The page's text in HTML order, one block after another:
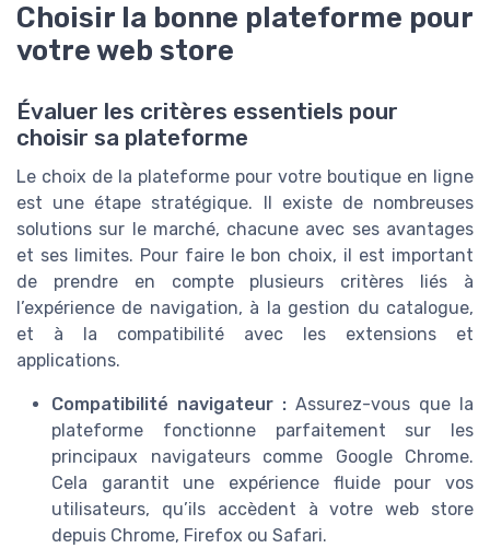
Choisir la bonne plateforme pour
votre web store
Évaluer les critères essentiels pour
choisir sa plateforme
Le choix de la plateforme pour votre boutique en ligne
est une étape stratégique. Il existe de nombreuses
solutions sur le marché, chacune avec ses avantages
et ses limites. Pour faire le bon choix, il est important
de prendre en compte plusieurs critères liés à
l’expérience de navigation, à la gestion du catalogue,
et à la compatibilité avec les extensions et
applications.
Compatibilité navigateur : Assurez-vous que la
plateforme fonctionne parfaitement sur les
principaux navigateurs comme Google Chrome.
Cela garantit une expérience fluide pour vos
utilisateurs, qu’ils accèdent à votre web store
depuis Chrome, Firefox ou Safari.